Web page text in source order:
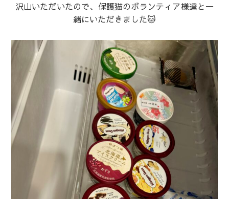
沢山いただいたので、保護猫のボランティア様達と一
緒にいただきました🐱